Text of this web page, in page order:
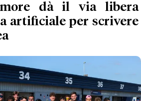
dà il via libera
artificiale per scrivere